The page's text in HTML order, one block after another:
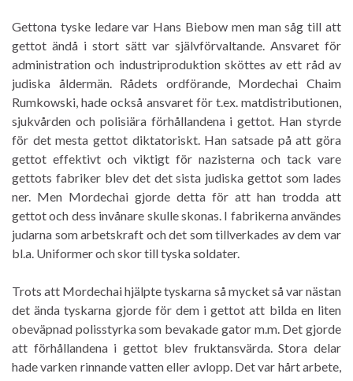
Gettona tyske ledare var Hans Biebow men man såg till att
gettot ändå i stort sätt var självförvaltande. Ansvaret för
administration och industriproduktion sköttes av ett råd av
judiska åldermän. Rådets ordförande, Mordechai Chaim
Rumkowski, hade också ansvaret för t.ex. matdistributionen,
sjukvården och polisiära förhållandena i gettot. Han styrde
för det mesta gettot diktatoriskt. Han satsade på att göra
gettot effektivt och viktigt för nazisterna och tack vare
gettots fabriker blev det det sista judiska gettot som lades
ner. Men Mordechai gjorde detta för att han trodda att
gettot och dess invånare skulle skonas. I fabrikerna användes
judarna som arbetskraft och det som tillverkades av dem var
bl.a. Uniformer och skor till tyska soldater.
Trots att Mordechai hjälpte tyskarna så mycket så var nästan
det ända tyskarna gjorde för dem i gettot att bilda en liten
obeväpnad polisstyrka som bevakade gator m.m. Det gjorde
att förhållandena i gettot blev fruktansvärda. Stora delar
hade varken rinnande vatten eller avlopp. Det var hårt arbete,